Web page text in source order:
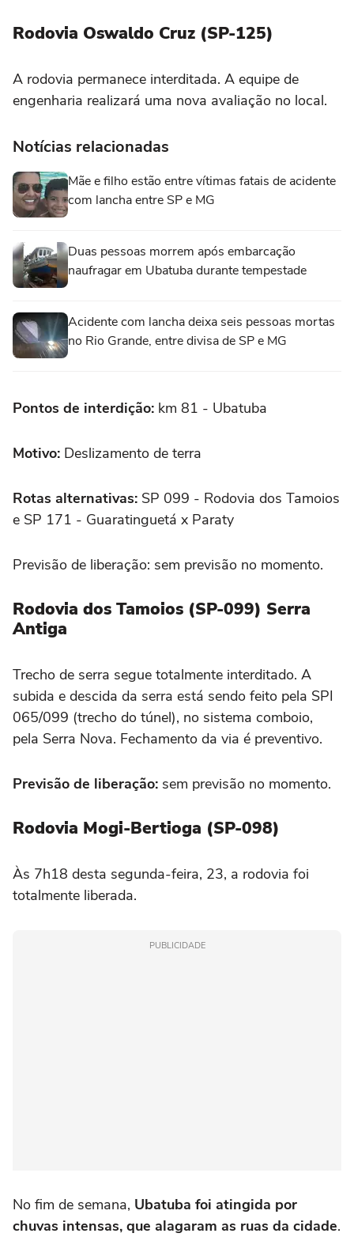
Rodovia Oswaldo Cruz (SP-125)
A rodovia permanece interditada. A equipe de
engenharia realizará uma nova avaliação no local.
Notícias relacionadas
Mãe e filho estão entre vítimas fatais de acidente
com lancha entre SP e MG
Duas pessoas morrem após embarcação
naufragar em Ubatuba durante tempestade
Acidente com lancha deixa seis pessoas mortas
no Rio Grande, entre divisa de SP e MG
Pontos de interdição: km 81 - Ubatuba
Motivo: Deslizamento de terra
Rotas alternativas: SP 099 - Rodovia dos Tamoios
e SP 171 - Guaratinguetá x Paraty
Previsão de liberação: sem previsão no momento.
Rodovia dos Tamoios (SP-099) Serra
Antiga
Trecho de serra segue totalmente interditado. A
subida e descida da serra está sendo feito pela SPI
065/099 (trecho do túnel), no sistema comboio,
pela Serra Nova. Fechamento da via é preventivo.
Previsão de liberação: sem previsão no momento.
Rodovia Mogi-Bertioga (SP-098)
Às 7h18 desta segunda-feira, 23, a rodovia foi
totalmente liberada.
PUBLICIDADE
No fim de semana, Ubatuba foi atingida por
chuvas intensas, que alagaram as ruas da cidade.